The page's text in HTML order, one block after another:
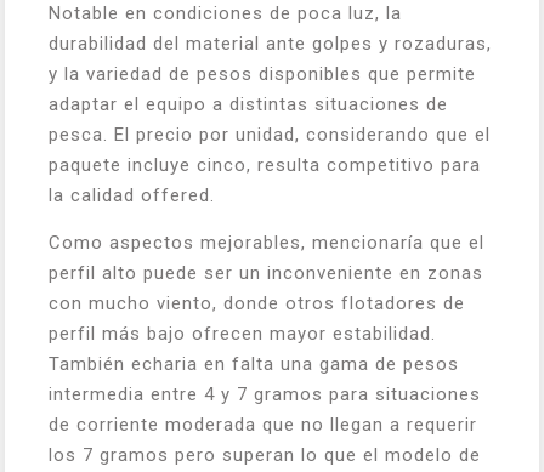
Notable en condiciones de poca luz, la
durabilidad del material ante golpes y rozaduras,
y la variedad de pesos disponibles que permite
adaptar el equipo a distintas situaciones de
pesca. El precio por unidad, considerando que el
paquete incluye cinco, resulta competitivo para
la calidad offered.
Como aspectos mejorables, mencionaría que el
perfil alto puede ser un inconveniente en zonas
con mucho viento, donde otros flotadores de
perfil más bajo ofrecen mayor estabilidad.
También echaria en falta una gama de pesos
intermedia entre 4 y 7 gramos para situaciones
de corriente moderada que no llegan a requerir
los 7 gramos pero superan lo que el modelo de